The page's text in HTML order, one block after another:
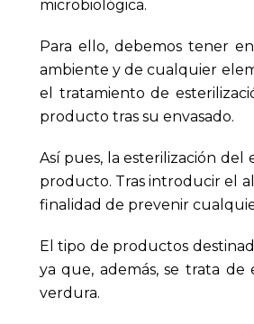
microbiológica.
Para ello, debemos tener
ambiente y de cualquier
el tratamiento de
producto tras su envasado.
Así pues, la esterilización del
producto. Tras introducir el
finalidad de prevenir
El tipo de productos
ya que, además, se trata
verdura.